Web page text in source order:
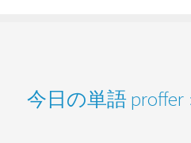
今日の単語 proffer